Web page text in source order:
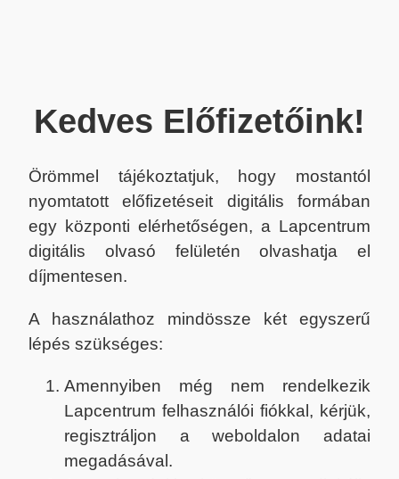
Kedves Előfizetőink!
Örömmel tájékoztatjuk, hogy mostantól
nyomtatott előfizetéseit digitális formában
egy központi elérhetőségen, a Lapcentrum
digitális olvasó felületén olvashatja el
díjmentesen.
A használathoz mindössze két egyszerű
lépés szükséges:
Amennyiben még nem rendelkezik
Lapcentrum felhasználói fiókkal, kérjük,
regisztráljon a weboldalon adatai
megadásával.